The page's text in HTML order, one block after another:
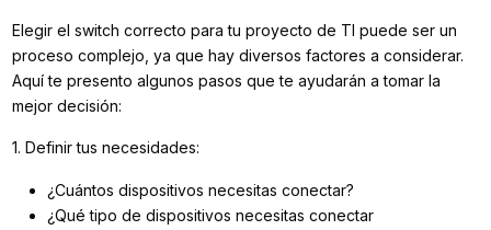
Elegir el switch correcto para tu proyecto de TI puede ser un
proceso complejo, ya que hay diversos factores a considerar.
Aquí te presento algunos pasos que te ayudarán a tomar la
mejor decisión:
1. Definir tus necesidades:
¿Cuántos dispositivos necesitas conectar?
¿Qué tipo de dispositivos necesitas conectar